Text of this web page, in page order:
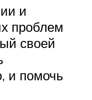
и
проблем
своей
и помочь